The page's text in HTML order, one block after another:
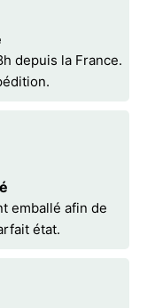
depuis la France.
emballé afin de
état.